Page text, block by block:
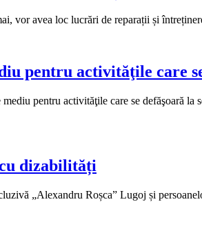
vor avea loc lucrări de reparații și
pentru activităţile care
pentru activităţile care se defăşoară la
dizabilități
„Alexandru Roșca” Lugoj și